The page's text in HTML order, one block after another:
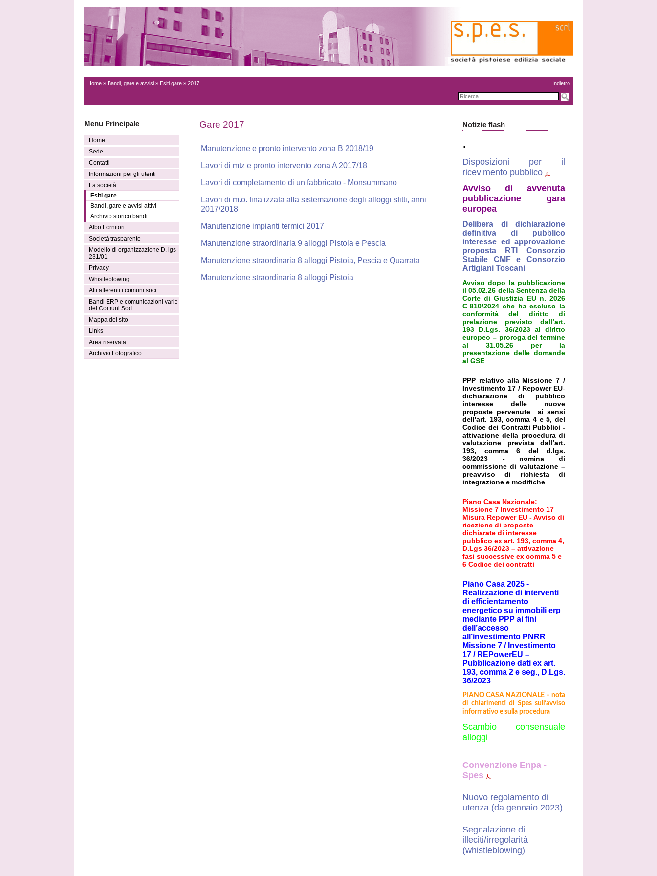
Home » Bandi, gare e avvisi » Esiti gare » 2017 Indietro
Menu Principale
Home
Sede
Contatti
Informazioni per gli utenti
La società
Esiti gare
Bandi, gare e avvisi attivi
Archivio storico bandi
Albo Fornitori
Società trasparente
Modello di organizzazione D. lgs
231/01
Privacy
Whistleblowing
Atti afferenti i comuni soci
Bandi ERP e comunicazioni varie
dei Comuni Soci
Mappa del sito
Links
Area riservata
Archivio Fotografico
Gare 2017
Manutenzione e pronto intervento zona B 2018/19
Lavori di mtz e pronto intervento zona A 2017/18
Lavori di completamento di un fabbricato - Monsummano
Lavori di m.o. finalizzata alla sistemazione degli alloggi sfitti, anni
2017/2018
Manutenzione impianti termici 2017
Manutenzione straordinaria 9 alloggi Pistoia e Pescia
Manutenzione straordinaria 8 alloggi Pistoia, Pescia e Quarrata
Manutenzione straordinaria 8 alloggi Pistoia
Notizie flash
.
Disposizioni per il
ricevimento pubblico
Avviso di avvenuta
pubblicazione gara
europea
Delibera di dichiarazione
definitiva di pubblico
interesse ed approvazione
proposta RTI Consorzio
Stabile CMF e Consorzio
Artigiani Toscani
Avviso dopo la pubblicazione
il 05.02.26 della Sentenza della
Corte di Giustizia EU n. 2026
C-810/2024 che ha escluso la
conformità del diritto di
prelazione previsto dall’art.
193 D.Lgs. 36/2023 al diritto
europeo – proroga del termine
al 31.05.26 per la
presentazione delle domande
al GSE
PPP relativo alla Missione 7 /
Investimento 17 / Repower EU-
dichiarazione di pubblico
interesse delle nuove
proposte pervenute ai sensi
dell'art. 193, comma 4 e 5, del
Codice dei Contratti Pubblici -
attivazione della procedura di
valutazione prevista dall’art.
193, comma 6 del d.lgs.
36/2023 - nomina di
commissione di valutazione –
preavviso di richiesta di
integrazione e modifiche
Piano Casa Nazionale:
Missione 7 Investimento 17
Misura Repower EU - Avviso di
ricezione di proposte
dichiarate di interesse
pubblico ex art. 193, comma 4,
D.Lgs 36/2023 – attivazione
fasi successive ex comma 5 e
6 Codice dei contratti
Piano Casa 2025 -
Realizzazione di interventi
di efficientamento
energetico su immobili erp
mediante PPP ai fini
dell’accesso
all’investimento PNRR
Missione 7 / Investimento
17 / REPowerEU –
Pubblicazione dati ex art.
193, comma 2 e seg., D.Lgs.
36/2023
PIANO CASA NAZIONALE – nota
di chiarimenti di Spes sull’avviso
informativo e sulla procedura
Scambio consensuale
alloggi
Convenzione Enpa -
Spes
Nuovo regolamento di
utenza (da gennaio 2023)
Segnalazione di
illeciti/irregolarità
(whistleblowing)